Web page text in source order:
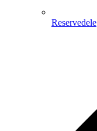
Reservedele